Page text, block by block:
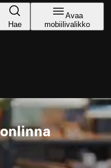
Hae
Avaa
mobiilivalikko